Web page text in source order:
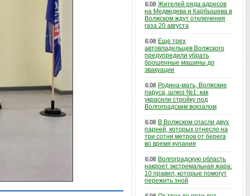
6.08 Жителей ряда адресов
на Медведева и Карбышева в
Волжском ждут отключения
газа 20 августа
6.08 Еще трех
автовладельцев Волжского
предупредили убрать
брошенные машины до
эвакуации
6.08 Родина-мать, Волжские
паруса, шлюз №1: как
украсили стройку под
Волгоградским вокзалом
6.08 В Волжском спасли двух
парней, которых отнесло на
три сотни метров от берега
во время купания
6.08 Волгоградскую область
накроет экстремальная жара:
10 правил, которые помогут
пережить зной